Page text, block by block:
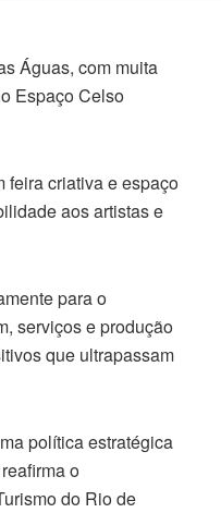
Águas, com muita
Espaço Celso
feira criativa e espaço
aos artistas e
para o
serviços e produção
que ultrapassam
política estratégica
o
do Rio de